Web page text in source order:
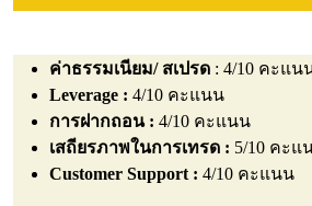
ค่าธรรมเนียม/ สเปรด : 4/10 คะแน
Leverage : 4/10 คะแนน
การฝากถอน : 4/10 คะแนน
เสถียรภาพในการเทรด : 5/10 คะแ
Customer Support : 4/10 คะแนน